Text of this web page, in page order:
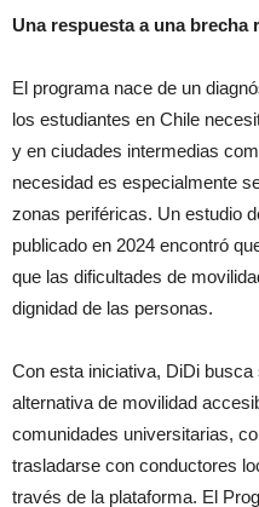
Una respuesta a una brecha
El programa nace de un
los estudiantes en Chile
y en ciudades intermedias
necesidad es especialmente
zonas periféricas. Un estudio
publicado en 2024 encontró
que las dificultades de
dignidad de las personas.
Con esta iniciativa, DiDi
alternativa de movilidad
comunidades universitarias,
trasladarse con conductores
través de la plataforma. El